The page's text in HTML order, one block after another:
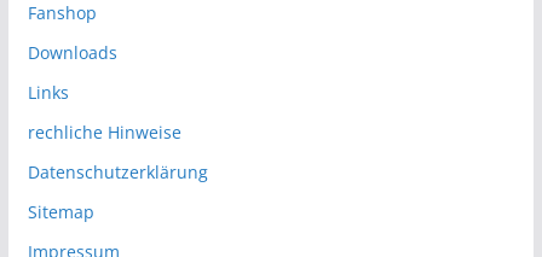
Fanshop
Downloads
Links
rechliche Hinweise
Datenschutzerklärung
Sitemap
Impressum